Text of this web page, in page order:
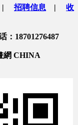
招聘信息 | 收
：18701276487
網 CHINA